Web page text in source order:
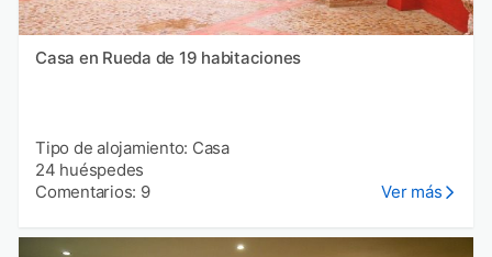
Casa en Rueda de 19 habitaciones
Tipo de alojamiento: Casa
24 huéspedes
Comentarios: 9
Ver más